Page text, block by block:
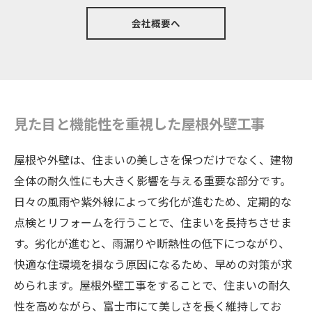
会社概要へ
見た目と機能性を重視した屋根外壁工事
屋根や外壁は、住まいの美しさを保つだけでなく、建物
全体の耐久性にも大きく影響を与える重要な部分です。
日々の風雨や紫外線によって劣化が進むため、定期的な
点検とリフォームを行うことで、住まいを長持ちさせま
す。劣化が進むと、雨漏りや断熱性の低下につながり、
快適な住環境を損なう原因になるため、早めの対策が求
められます。屋根外壁工事をすることで、住まいの耐久
性を高めながら、富士市にて美しさを長く維持してお